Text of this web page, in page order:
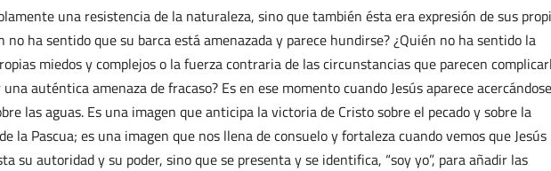
una resistencia de la naturaleza, sino que también ésta era expresión de sus
no ha sentido que su barca está amenazada y parece hundirse? ¿Quién no ha sentido la
miedos y complejos o la fuerza contraria de las circunstancias que parecen
auténtica amenaza de fracaso? Es en ese momento cuando Jesús aparece
las aguas. Es una imagen que anticipa la victoria de Cristo sobre el pecado y sobre la
la Pascua; es una imagen que nos llena de consuelo y fortaleza cuando vemos que Jesús
su autoridad y su poder, sino que se presenta y se identifica, “soy yo”, para añadir las